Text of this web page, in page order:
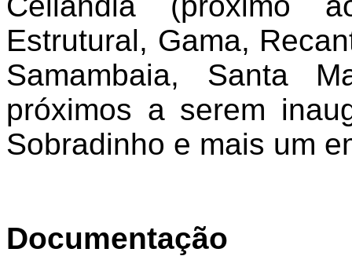
Estrutural, Gama,
Samambaia, Santa
próximos a serem
Sobradinho e mais um
Documentação